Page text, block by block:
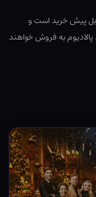
پیش خرید است و
پالادیوم به فروش خواهند